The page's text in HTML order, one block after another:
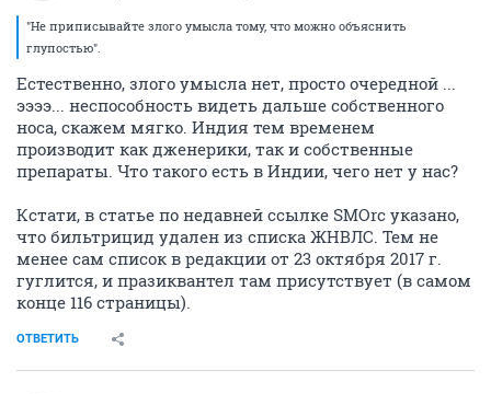
"Не приписывайте злого умысла тому, что можно объяснить
глупостью".
Естественно, злого умысла нет, просто очередной ...
ээээ... неспособность видеть дальше собственного
носа, скажем мягко. Индия тем временем
производит как дженерики, так и собственные
препараты. Что такого есть в Индии, чего нет у нас?
Кстати, в статье по недавней ссылке SMOrc указано,
что бильтрицид удален из списка ЖНВЛС. Тем не
менее сам список в редакции от 23 октября 2017 г.
гуглится, и празиквантел там присутствует (в самом
конце 116 страницы).
ОТВЕТИТЬ